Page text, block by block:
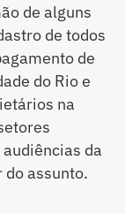
de alguns
de todos
de
do Rio e
na
da
assunto.